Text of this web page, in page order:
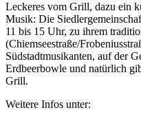
Leckeres vom Grill, dazu ein
Musik: Die
11 bis 15 Uhr, zu ihrem
(Chiemseestraße/
Südstadtmusikanten, auf der
Erdbeerbowle und natürlich
Grill.
Weitere Infos unter: